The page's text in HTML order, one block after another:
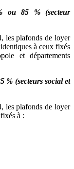
ou 85 % (secteur
les plafonds de loyer
à ceux fixés
et départements
% (secteurs social et
les plafonds de loyer
à :